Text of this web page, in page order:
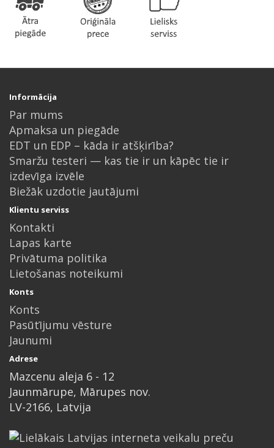
Informācija
Par mums
Apmaksa un piegāde
EDT un EDP – kāda ir atšķirība?
Smaržu testeri — kas tie ir un kāpēc tie ir
izdevīga izvēle
Biežāk uzdotie jautājumi
Klientu serviss
Kontakti
Lapas karte
Privātuma politika
Lietošanas noteikumi
Konts
Konts
Pasūtījumu vēsture
Jaunumi
Adrese
Mazcenu aleja 6 - 12
Jaunmārupe, Mārupes nov.
LV-2166, Latvija